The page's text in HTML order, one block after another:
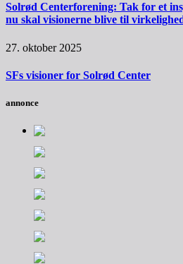
Solrød Centerforening: Tak for et
nu skal visionerne blive til
27. oktober 2025
SFs visioner for Solrød Center
annonce